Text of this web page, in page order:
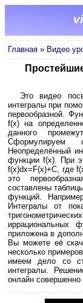
Главная » Видео
Это видео
интегралы при
первообразной.
f(x) на
данного
Сформулируем
Неопределённый
функции f(x). При
f(x)dx=F(x)+C, где
это
составлены
функций.
Интегралы от
иррациональных
приложена в
Вы можете её
несколько
имеем дело со
интегралы.
онлайн